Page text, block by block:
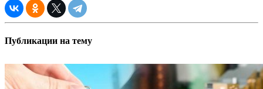
Публикации на тему